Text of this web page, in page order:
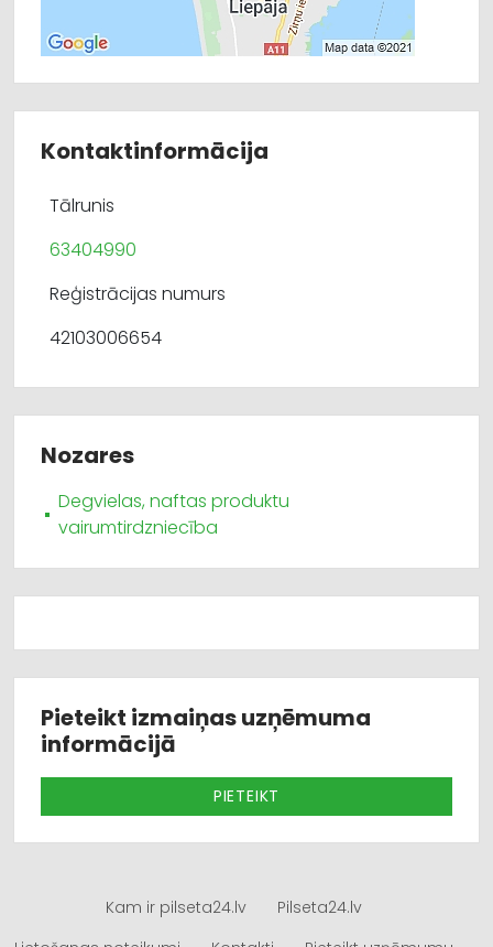
Kontaktinformācija
Tālrunis
63404990
Reģistrācijas numurs
42103006654
Nozares
Degvielas, naftas produktu
vairumtirdzniecība
Pieteikt izmaiņas uzņēmuma
informācijā
PIETEIKT
Kam ir pilseta24.lv
Pilseta24.lv